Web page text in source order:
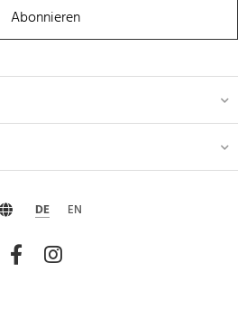
Abonnieren
DE EN